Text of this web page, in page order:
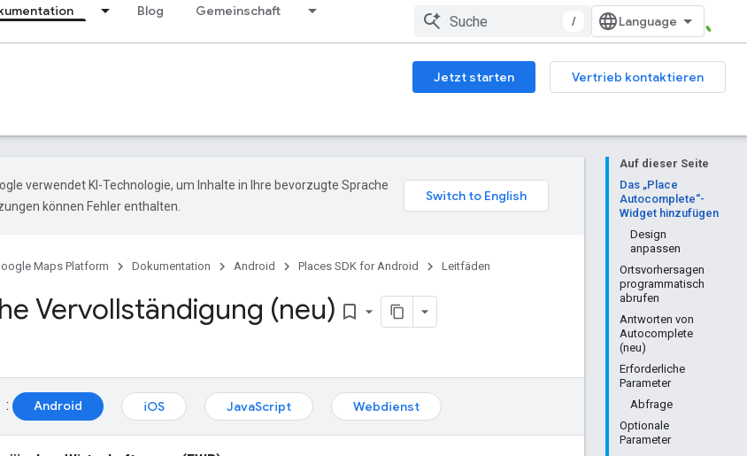
Blog Gemeinschaft
/
Jetzt starten
Vertrieb kontaktieren
Auf dieser Seite
Das „Place
Autocomplete“-
Widget hinzufügen
Design
anpassen
Ortsvorhersagen
programmatisch
abrufen
Antworten von
Autocomplete
(neu)
Erforderliche
Parameter
Abfrage
Optionale
Parameter
verwendet KI-Technologie, um Inhalte in Ihre bevorzugte Sprache
können Fehler enthalten.
Maps Platform Dokumentation Android Places SDK for Android Leitfäden
Vervollständigung (neu) bookmark_border
: Android iOS JavaScript Webdienst